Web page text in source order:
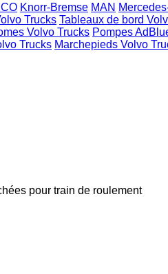
Knorr-Bremse MAN
Trucks Tableaux de bord
Volvo Trucks Pompes
Trucks Marchepieds Volvo
pour train de roulement